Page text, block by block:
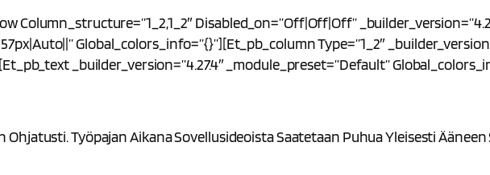
Disabled_on=”off|off|off”
Global_colors_info=”{}”][et_pb_column Type=”1_2″
_builder_version=”4.27.4″ _module_preset=”default”
Ohjatusti. Työpajan Aikana Sovellusideoista Saatetaan Puhua Yleisesti